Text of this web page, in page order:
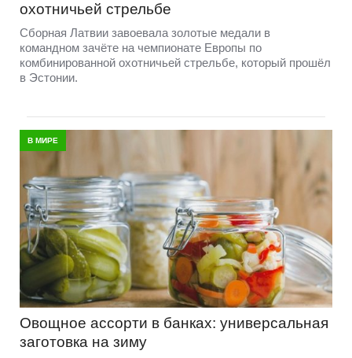
охотничьей стрельбе
Сборная Латвии завоевала золотые медали в
командном зачёте на чемпионате Европы по
комбинированной охотничьей стрельбе, который прошёл
в Эстонии.
В МИРЕ
Овощное ассорти в банках: универсальная
заготовка на зиму